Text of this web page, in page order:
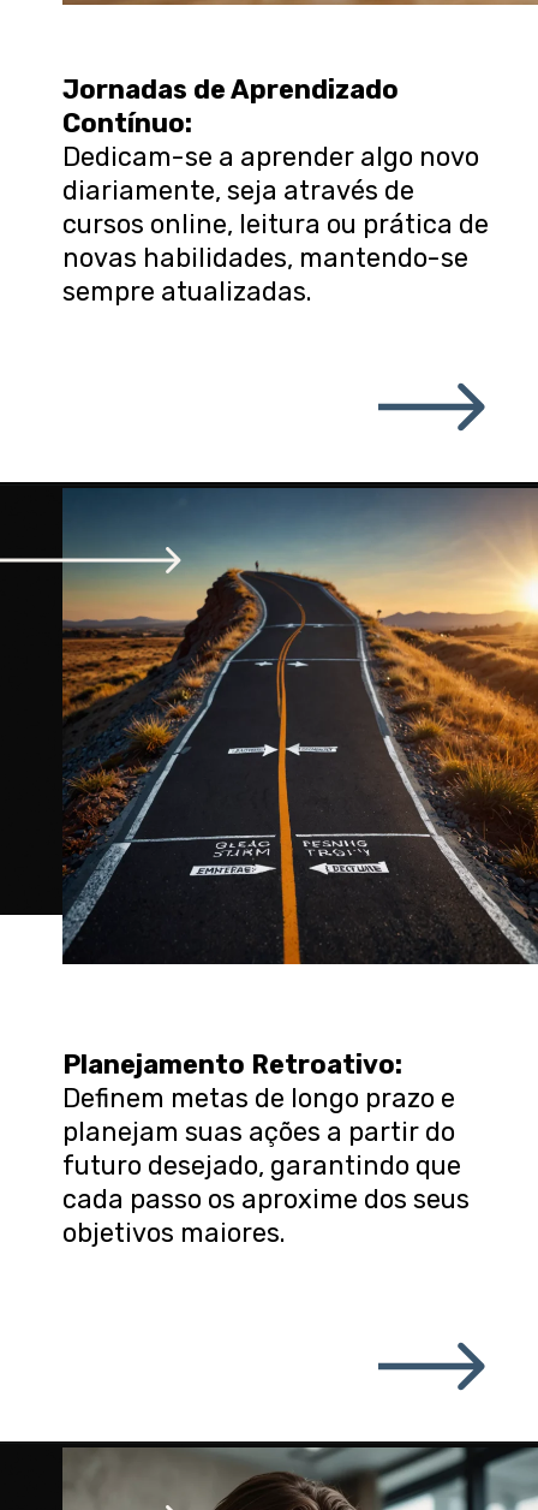
Jornadas de Aprendizado
Contínuo:
Dedicam-se a aprender algo novo
diariamente, seja através de
cursos online, leitura ou prática de
novas habilidades, mantendo-se
sempre atualizadas.
Planejamento Retroativo:
Definem metas de longo prazo e
planejam suas ações a partir do
futuro desejado, garantindo que
cada passo os aproxime dos seus
objetivos maiores.